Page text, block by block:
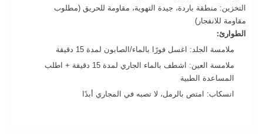
التخزين: منطقة باردة، جيدة التهوية، مقاومة للحريق (مطلوب
مقاومة للانفجار)
الطوارئ:
ملامسة الجلد: اغسل فورًا بالماء/الصابون لمدة 15 دقيقة
ملامسة العين: اشطف بالماء الجاري لمدة 15 دقيقة + اطلب
المساعدة الطبية
انسكاب: امتص بالرمل، لا تصبه في المجاري أبدًا